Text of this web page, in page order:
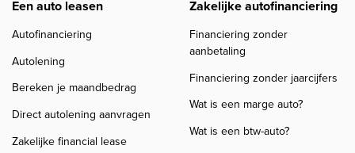
Een auto leasen
Autofinanciering
Autolening
Bereken je maandbedrag
Direct autolening aanvragen
Zakelijke financial lease
Zakelijke autofinanciering
Financiering zonder
aanbetaling
Financiering zonder jaarcijfers
Wat is een marge auto?
Wat is een btw-auto?